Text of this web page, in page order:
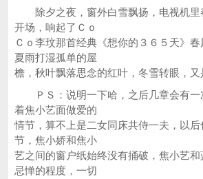
除夕之夜，窗外白雪飘扬，电视机里
开场，响起了Ｃｏ
Ｃｏ李玟那首经典《想你的３６５天》春
夏雨打湿孤单的屋
檐，秋叶飘落思念的红叶，冬雪转眼，又
ＰＳ：说明一下哈，之后几章会有一
着焦小艺面做爱的
情节，算不上是二女同床共侍一夫，以
节，焦小娇和焦小
艺之间的窗户纸始终没有捅破，焦小艺
忌惮的程度，一切